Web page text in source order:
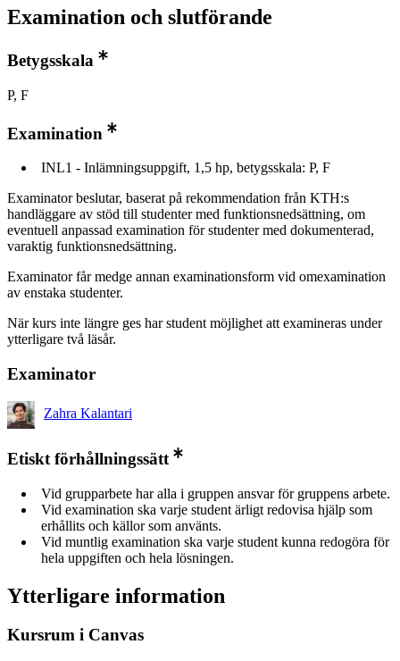
Examination och slutförande
Betygsskala
P, F
Examination
INL1 - Inlämningsuppgift, 1,5 hp, betygsskala: P, F
Examinator beslutar, baserat på rekommendation från KTH:s
handläggare av stöd till studenter med funktionsnedsättning, om
eventuell anpassad examination för studenter med dokumenterad,
varaktig funktionsnedsättning.
Examinator får medge annan examinationsform vid omexamination
av enstaka studenter.
När kurs inte längre ges har student möjlighet att examineras under
ytterligare två läsår.
Examinator
Zahra Kalantari
Etiskt förhållningssätt
Vid grupparbete har alla i gruppen ansvar för gruppens arbete.
Vid examination ska varje student ärligt redovisa hjälp som
erhållits och källor som använts.
Vid muntlig examination ska varje student kunna redogöra för
hela uppgiften och hela lösningen.
Ytterligare information
Kursrum i Canvas